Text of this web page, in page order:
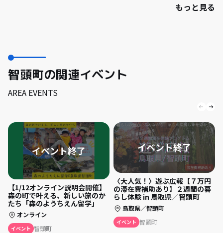
もっと見る
智頭町の関連イベント
AREA EVENTS
【1/12オンライン説明会開催】
森の町で叶える、新しい旅のか
たち「森のようちえん留学」
オンライン
イベント 智頭町
〈大人気！〉遊ぶ広報【７万円
の滞在費補助あり】２週間の暮
らし体験 in 鳥取県／智頭町
鳥取県／智頭町
イベント 智頭町